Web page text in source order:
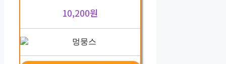
10,200원